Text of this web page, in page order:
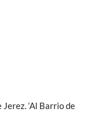
‘Al Barrio de